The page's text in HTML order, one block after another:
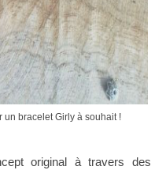
un bracelet Girly à souhait !
original à travers des